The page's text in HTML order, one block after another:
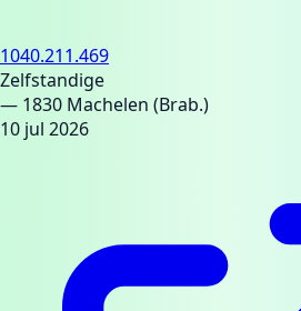
1040.211.469
Zelfstandige
— 1830 Machelen (Brab.)
10 jul 2026